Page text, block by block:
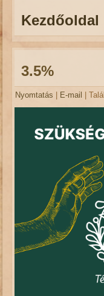
Kezdőoldal
3.5%
Nyomtatás E-mail |